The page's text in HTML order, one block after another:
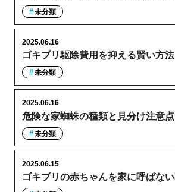
未分類
ゴキブリ駆除費用を抑える賢い方
2025.06.16
未分類
危険な家蜘蛛の種類と見分け注意点
2025.06.16
未分類
ゴキブリの赤ちゃんを家に呼ばな
2025.06.15